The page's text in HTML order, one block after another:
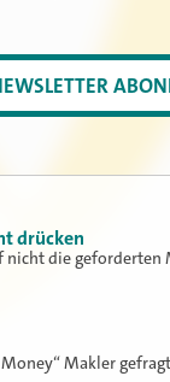
drücken
nicht die geforderten
Makler